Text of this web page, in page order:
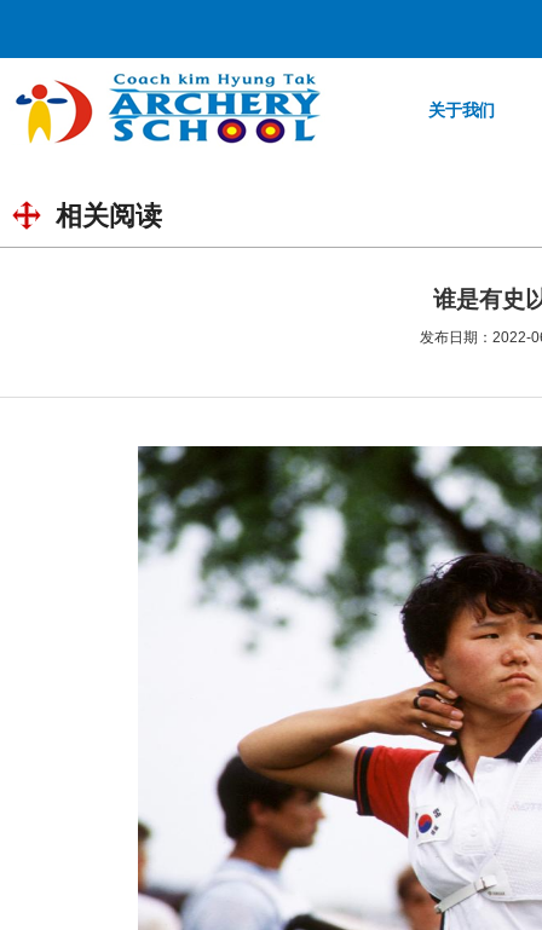
关于我们
相关阅读
谁是有史
发布日期：2022-